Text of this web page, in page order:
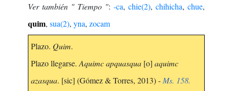
Ver también " Tiempo ":-ca,chie(2),chihicha,chue,
quim, sua(2), yna, zocam
Plazo. Quim.
Plazo llegarse. Aquimc apquasqua [o] aquimc
azasqua. [sic] (Gómez & Torres, 2013) - Ms. 158.